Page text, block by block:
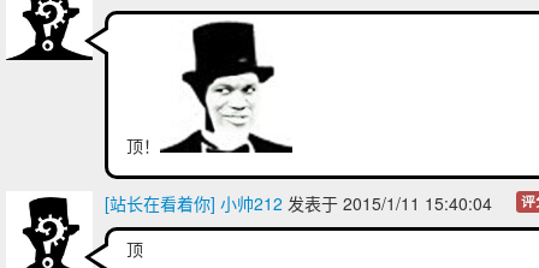
顶！
[站长在看着你] 小帅212 发表于 2015/1/11 15:40:04 评
顶